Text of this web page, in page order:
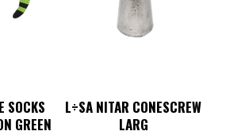
SOCKS
GREEN
L÷SA NITAR CONESCREW
LARG